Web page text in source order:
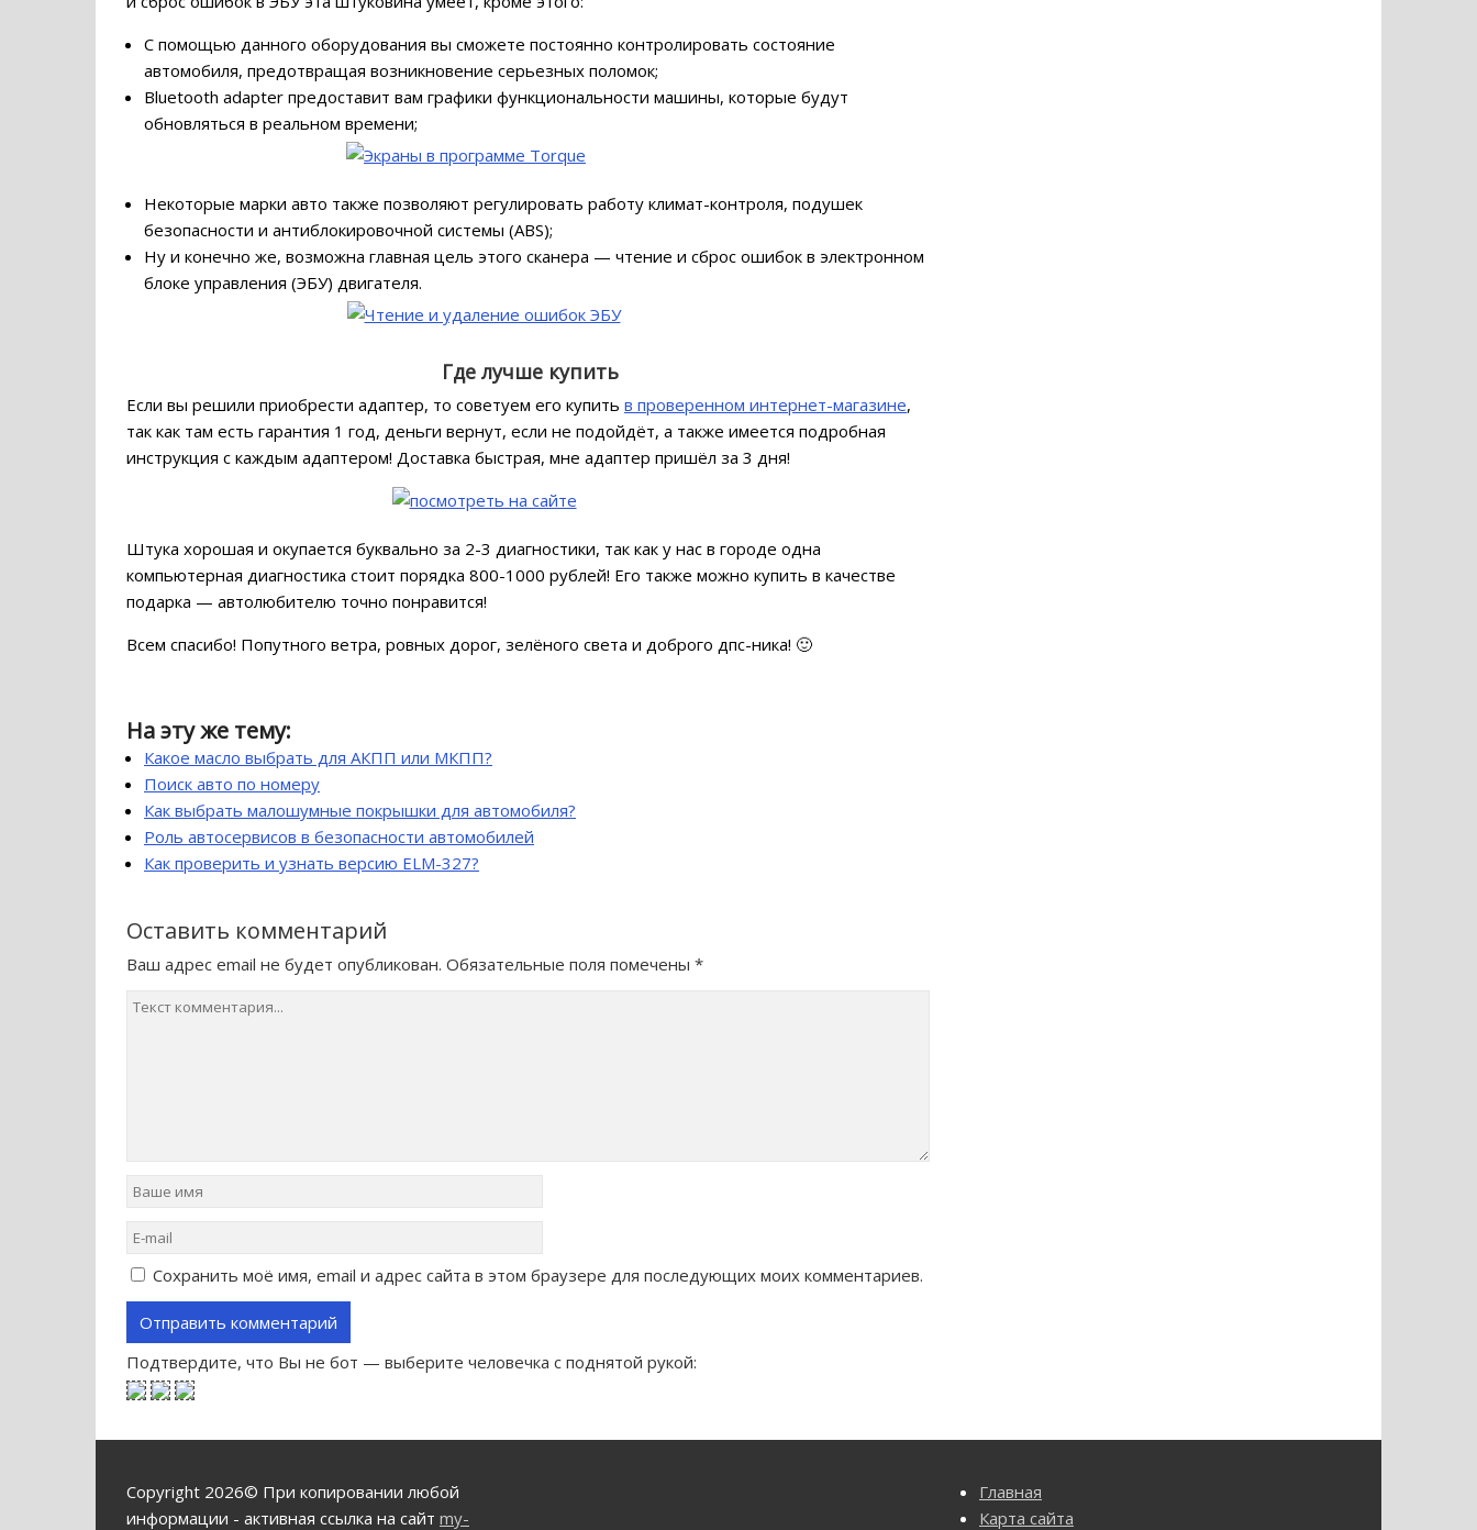
С помощью данного оборудования вы сможете постоянно контролировать состояние
автомобиля, предотвращая возникновение серьезных поломок;
Bluetooth adapter предоставит вам графики функциональности машины, которые будут
обновляться в реальном времени;
Некоторые марки авто также позволяют регулировать работу климат-контроля, подушек
безопасности и антиблокировочной системы (ABS);
Ну и конечно же, возможна главная цель этого сканера — чтение и сброс ошибок в электронном
блоке управления (ЭБУ) двигателя.
Где лучше купить
Если вы решили приобрести адаптер, то советуем его купить в проверенном интернет-магазине,
так как там есть гарантия 1 год, деньги вернут, если не подойдёт, а также имеется подробная
инструкция с каждым адаптером! Доставка быстрая, мне адаптер пришёл за 3 дня!
Штука хорошая и окупается буквально за 2-3 диагностики, так как у нас в городе одна
компьютерная диагностика стоит порядка 800-1000 рублей! Его также можно купить в качестве
подарка — автолюбителю точно понравится!
Всем спасибо! Попутного ветра, ровных дорог, зелёного света и доброго дпс-ника! 🙂
На эту же тему:
Какое масло выбрать для АКПП или МКПП?
Поиск авто по номеру
Как выбрать малошумные покрышки для автомобиля?
Роль автосервисов в безопасности автомобилей
Как проверить и узнать версию ELM-327?
Оставить комментарий
Ваш адрес email не будет опубликован. Обязательные поля помечены *
Сохранить моё имя, email и адрес сайта в этом браузере для последующих моих комментариев.
Подтвердите, что Вы не бот — выберите человечка с поднятой рукой:
Copyright 2026© При копировании любой
информации - активная ссылка на сайт my-
Главная
Карта сайта